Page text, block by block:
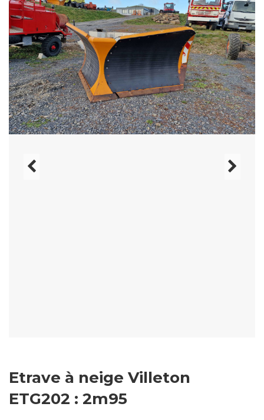
Etrave à neige Villeton
ETG202 : 2m95